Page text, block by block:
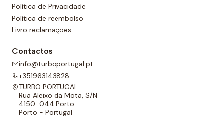
Política de Privacidade
Política de reembolso
Livro reclamações
Contactos
info@turboportugal.pt
+351963143828
TURBO PORTUGAL
Rua Aleixo da Mota, S/N
4150-044 Porto
Porto - Portugal